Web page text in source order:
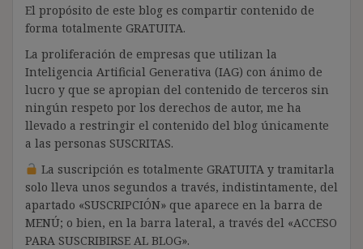
El propósito de este blog es compartir contenido de
forma totalmente GRATUITA.
La proliferación de empresas que utilizan la
Inteligencia Artificial Generativa (IAG) con ánimo de
lucro y que se apropian del contenido de terceros sin
ningún respeto por los derechos de autor, me ha
llevado a restringir el contenido del blog únicamente
a las personas SUSCRITAS.
La suscripción es totalmente GRATUITA y tramitarla
solo lleva unos segundos a través, indistintamente, del
apartado «SUSCRIPCIÓN» que aparece en la barra de
MENÚ; o bien, en la barra lateral, a través del «ACCESO
PARA SUSCRIBIRSE AL BLOG».